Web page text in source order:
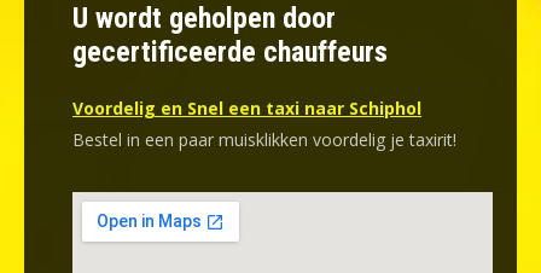
U wordt geholpen door
gecertificeerde chauffeurs
Voordelig en Snel een taxi naar Schiphol
Bestel in een paar muisklikken voordelig je taxirit!